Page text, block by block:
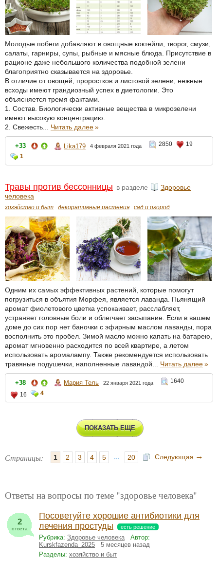
Молодые побеги добавляют в овощные коктейли, творог, смузи,
салаты, гарниры, супы, рыбные и мясные блюда. Присутствие в
рационе даже небольшого количества подобной зелени
благоприятно сказывается на здоровье.
В отличие от овощей, проростков и листовой зелени, нежные
всходы имеют грандиозный успех в диетологии. Это
объясняется тремя фактами.
1. Состав. Биологически активные вещества в микрозелени
имеют высокую концентрацию.
2. Свежесть... Читать далее»
+33 Lika179 4 февраля 2021 года 2850
19
1
Травы против бессонницы в разделе
Здоровье
человека
хозяйство и быт декоративные растения сад и огород
Одним их самых эффективных растений, которые помогут
погрузиться в объятия Морфея, является лаванда. Пьянящий
аромат фиолетового цветка успокаивает, расслабляет,
устраняет головные боли и облегчает засыпание. Если в вашем
доме до сих пор нет баночки с эфирным маслом лаванды, пора
восполнить это пробел. Зимой масло можно капать на батарею,
аромат мгновенно расходится по всей квартире, а летом
использовать аромалампу. Также рекомендуется использовать
травяные подушечки, наполненные лавандой... Читать далее»
+38 Мария Тель 22 января 2021 года
1640
16
4
ПОКАЗАТЬ ЕЩЕ
Страницы: 1 2 3 4 5 ... 20 Следующая →
Ответы на вопросы по теме "здоровье человека"
2
ответа
Посоветуйте хорошие антибиотики для
лечения простуды
есть решение
Рубрика: Здоровье человека
Автор:
Kurskfazenda_2025 5 месяцев назад
Разделы: хозяйство и быт